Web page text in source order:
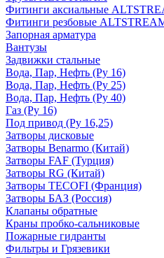
Фитинги аксиальные
Фитинги резбовые
Запорная арматура
Вантузы
Задвижки стальные
Вода, Пар, Нефть (Ру 16)
Вода, Пар, Нефть (Ру 25)
Вода, Пар, Нефть (Ру 40)
Газ (Ру 16)
Под привод (Ру 16,25)
Затворы дисковые
Затворы Benarmo (Китай)
Затворы FAF (Турция)
Затворы RG (Китай)
Затворы TECOFI (Франция)
Затворы БАЗ (Россия)
Клапаны обратные
Краны пробко-сальниковые
Пожарные гидранты
Фильтры и Грязевики